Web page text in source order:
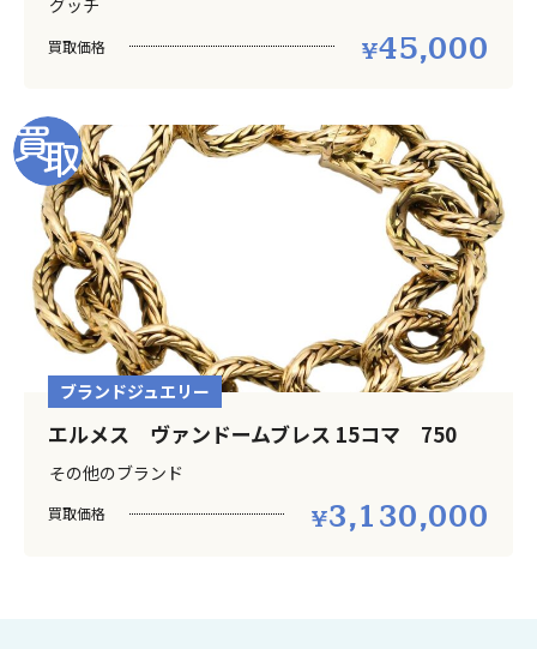
グッチ
買取価格 45,000
ブランドジュエリー
エルメス ヴァンドームブレス 15コマ 750
その他のブランド
買取価格 3,130,000